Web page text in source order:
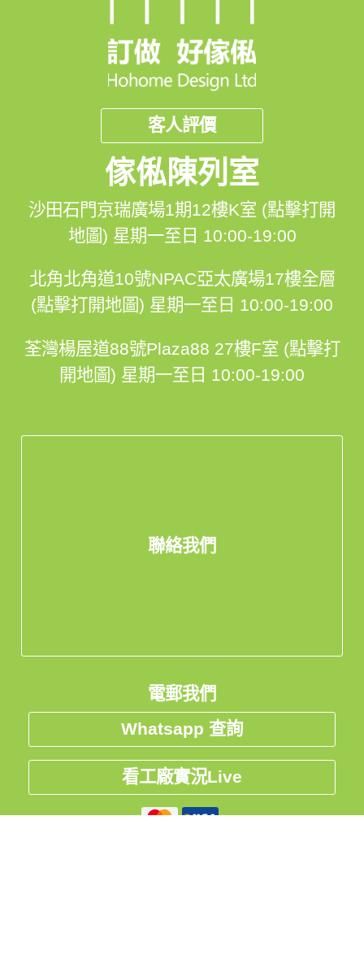
客人評價
傢俬陳列室
沙田石門京瑞廣場1期12樓K室 (點擊打開
地圖) 星期一至日 10:00-19:00
北角北角道10號NPAC亞太廣場17樓全層
(點擊打開地圖) 星期一至日 10:00-19:00
荃灣楊屋道88號Plaza88 27樓F室 (點擊打
開地圖) 星期一至日 10:00-19:00
聯絡我們
電郵我們
Whatsapp 查詢
看工廠實況Live